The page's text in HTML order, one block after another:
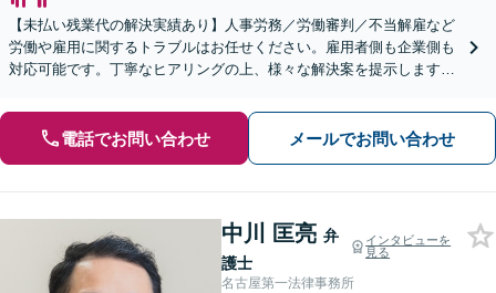
【未払い残業代の解決実績あり】人事労務／労働審判／不当解雇など
労働や雇用に関するトラブルはお任せください。雇用者側も企業側も
対応可能です。丁寧なヒアリングの上、様々な解決案を提示します
電話でお問い合わせ メールでお問い合わせ
中川 匡亮 弁
護士
インタビューを
見る
名古屋第一法律事務所